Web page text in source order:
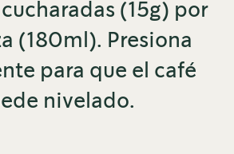
(15g) por
(180ml). Presiona
para que el café
nivelado.